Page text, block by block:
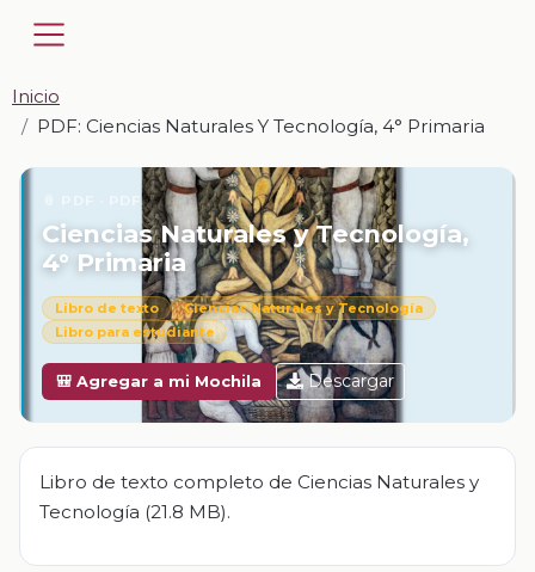
Inicio
PDF: Ciencias Naturales Y Tecnología, 4° Primaria
Ciencias Naturales y Tecnología,
4° Primaria
Libro de texto
Ciencias Naturales y Tecnología
Libro para estudiante
🎒 Agregar a mi Mochila Descargar
Libro de texto completo de Ciencias Naturales y
Tecnología (21.8 MB).